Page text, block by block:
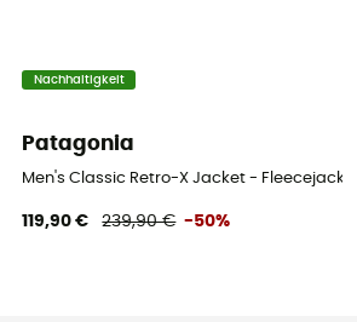
Nachhaltigkeit
Patagonia
Men's Classic Retro-X Jacket -
119,90 € 239,90 € -50%